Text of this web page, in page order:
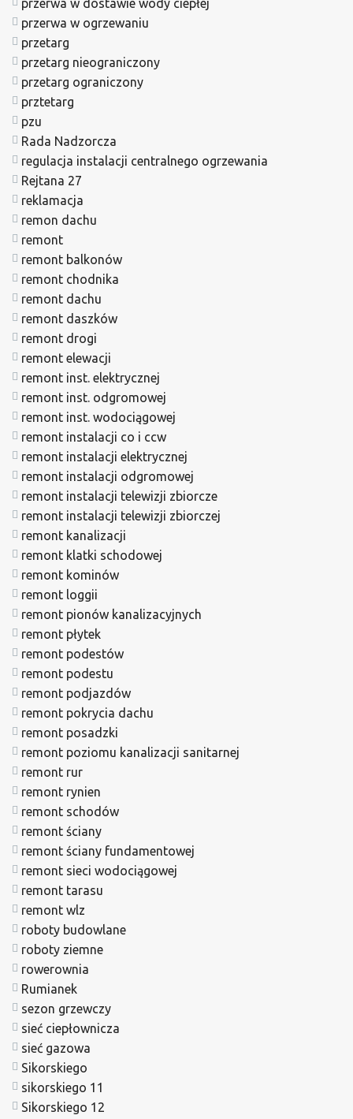
przerwa w dostawie wody ciepłej
przerwa w ogrzewaniu
przetarg
przetarg nieograniczony
przetarg ograniczony
prztetarg
pzu
Rada Nadzorcza
regulacja instalacji centralnego ogrzewania
Rejtana 27
reklamacja
remon dachu
remont
remont balkonów
remont chodnika
remont dachu
remont daszków
remont drogi
remont elewacji
remont inst. elektrycznej
remont inst. odgromowej
remont inst. wodociągowej
remont instalacji co i ccw
remont instalacji elektrycznej
remont instalacji odgromowej
remont instalacji telewizji zbiorcze
remont instalacji telewizji zbiorczej
remont kanalizacji
remont klatki schodowej
remont kominów
remont loggii
remont pionów kanalizacyjnych
remont płytek
remont podestów
remont podestu
remont podjazdów
remont pokrycia dachu
remont posadzki
remont poziomu kanalizacji sanitarnej
remont rur
remont rynien
remont schodów
remont ściany
remont ściany fundamentowej
remont sieci wodociągowej
remont tarasu
remont wlz
roboty budowlane
roboty ziemne
rowerownia
Rumianek
sezon grzewczy
sieć ciepłownicza
sieć gazowa
Sikorskiego
sikorskiego 11
Sikorskiego 12